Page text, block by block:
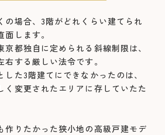
の場合、3階がどれくらい建てられ
します。
都独自に定められる斜線制限は、
する厳しい法令です。
た3階建てにできなかったのは、
く変更されたエリアに存していたた
作りたかった狭小地の高級戸建モデ